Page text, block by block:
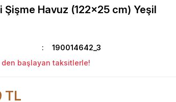
Şişme Havuz (122x25 cm) Yeşil
190014642_3
başlayan taksitlerle!
TL